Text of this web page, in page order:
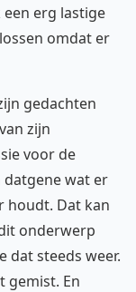
erg lastige
omdat er
gedachten
zijn
voor de
wat er
houdt. Dat kan
onderwerp
dat steeds weer.
gemist. En